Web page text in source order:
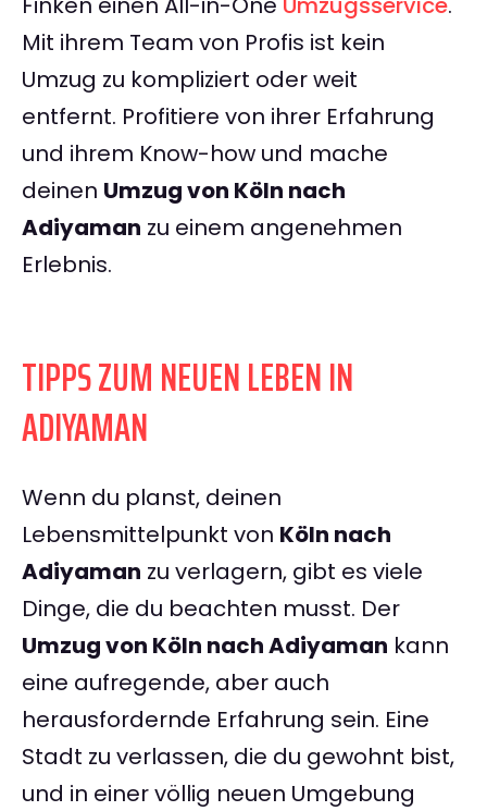
Mit ihrem Team von Profis ist kein
Umzug zu kompliziert oder weit
entfernt. Profitiere von ihrer Erfahrung
und ihrem Know-how und mache
deinen Umzug von Köln nach
Adiyaman zu einem angenehmen
Erlebnis.
TIPPS ZUM NEUEN LEBEN IN
ADIYAMAN
Wenn du planst, deinen
Lebensmittelpunkt von Köln nach
Adiyaman zu verlagern, gibt es viele
Dinge, die du beachten musst. Der
Umzug von Köln nach Adiyaman kann
eine aufregende, aber auch
herausfordernde Erfahrung sein. Eine
Stadt zu verlassen, die du gewohnt bist,
und in einer völlig neuen Umgebung